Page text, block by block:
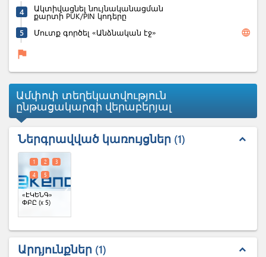
4 Ակտիվացնել նույնականացման
քարտի PUK/PIN կոդերը
5
Մուտք գործել «Անձնական էջ» language
flag
Ամփոփ տեղեկատվություն
ընթացակարգի վերաբերյալ
Ներգրավված կառույցներ 1 expand_less
«ԷԿԵՆԳ»
ՓԲԸ (x 5)
1 2
3
4
5
Արդյունքներ 1 expand_less